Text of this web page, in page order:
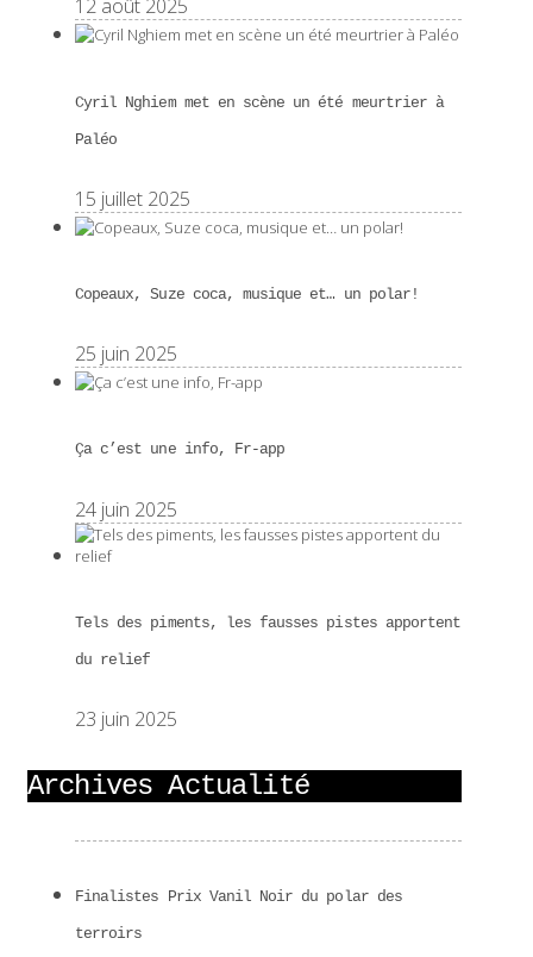
12 août 2025
Cyril Nghiem met en scène un été meurtrier à
Paléo
15 juillet 2025
Copeaux, Suze coca, musique et… un polar!
25 juin 2025
Ça c’est une info, Fr-app
24 juin 2025
Tels des piments, les fausses pistes apportent
du relief
23 juin 2025
Archives Actualité
Finalistes Prix Vanil Noir du polar des
terroirs